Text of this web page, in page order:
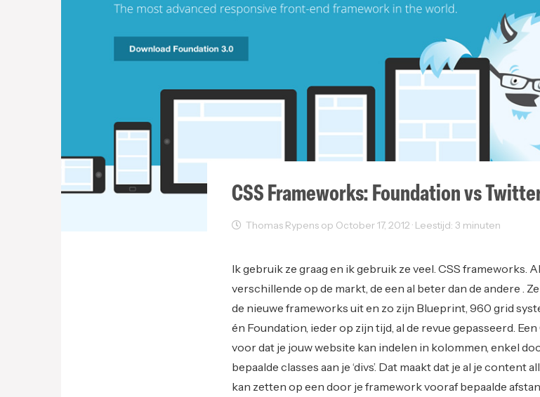
CSS Frameworks: Foundation vs
Thomas Rypens op October 17, 2012 · Leestijd: 3 minuten
Ik gebruik ze graag en ik gebruik ze veel. CSS frameworks.
verschillende op de markt, de een al beter dan de andere .
de nieuwe frameworks uit en zo zijn Blueprint, 960 grid
én Foundation, ieder op zijn tijd, al de revue gepasseerd.
voor dat je jouw website kan indelen in kolommen, enkel
bepaalde classes aan je ‘divs’. Dat maakt dat je al je content
kan zetten op een door je framework vooraf bepaalde